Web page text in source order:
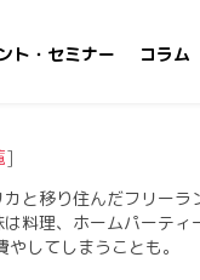
ト・セミナー コラム
]
と移り住んだフリー
料理、ホームパーテ
してしまうことも。